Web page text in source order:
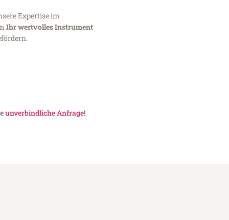
Expertise im
Ihr wertvolles Instrument
unverbindliche Anfrage!